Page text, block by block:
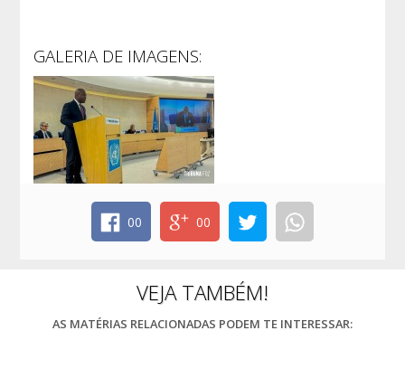
GALERIA DE IMAGENS:
00 00
VEJA TAMBÉM!
AS MATÉRIAS RELACIONADAS PODEM TE INTERESSAR: